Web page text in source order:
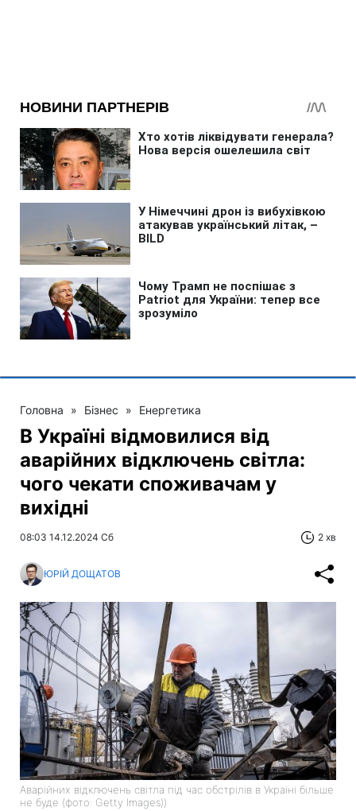
Головна » Бізнес » Енергетика
В Україні відмовилися від
аварійних відключень світла:
чого чекати споживачам у
вихідні
08:03 14.12.2024 Сб 2 хв
ЮРІЙ ДОЩАТОВ
Аварійних відключень світла під час обстрілів в Україні більше
не буде (фото: Getty Images))